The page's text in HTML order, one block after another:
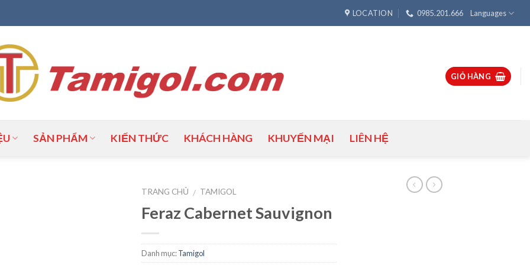
LOCATION 0985.201.666 Languages
GIỎ HÀNG
SẢN PHẨM KIẾN THỨC KHÁCH HÀNG KHUYẾN MẠI LIÊN HỆ
TRANG CHỦ / TAMIGOL
Feraz Cabernet Sauvignon
Danh mục:Tamigol